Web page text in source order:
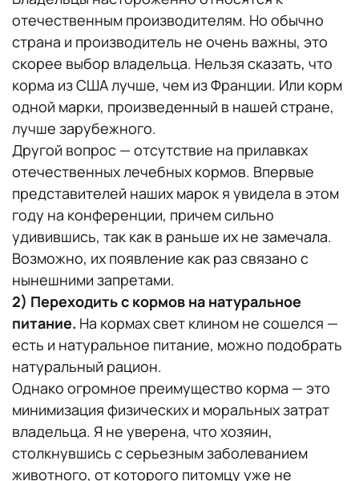
отечественным производителям. Но обычно
страна и производитель не очень важны, это
скорее выбор владельца. Нельзя сказать, что
корма из США лучше, чем из Франции. Или корм
одной марки, произведенный в нашей стране,
лучше зарубежного.
Другой вопрос — отсутствие на прилавках
отечественных лечебных кормов. Впервые
представителей наших марок я увидела в этом
году на конференции, причем сильно
удивившись, так как в раньше их не замечала.
Возможно, их появление как раз связано с
нынешними запретами.
2) Переходить с кормов на натуральное
питание. На кормах свет клином не сошелся —
есть и натуральное питание, можно подобрать
натуральный рацион.
Однако огромное преимущество корма — это
минимизация физических и моральных затрат
владельца. Я не уверена, что хозяин,
столкнувшись с серьезным заболеванием
животного, от которого питомцу уже не